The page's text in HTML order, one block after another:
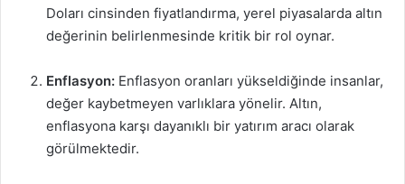
Doları cinsinden fiyatlandırma, yerel piyasalarda altın
değerinin belirlenmesinde kritik bir rol oynar.
Enflasyon: Enflasyon oranları yükseldiğinde insanlar,
değer kaybetmeyen varlıklara yönelir. Altın,
enflasyona karşı dayanıklı bir yatırım aracı olarak
görülmektedir.